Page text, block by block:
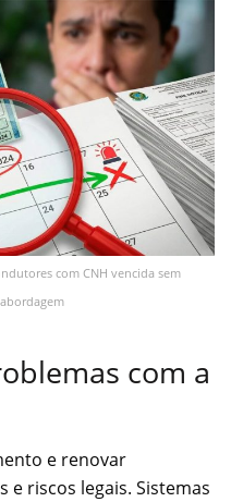
com CNH vencida sem
com a
e renovar
riscos legais. Sistemas